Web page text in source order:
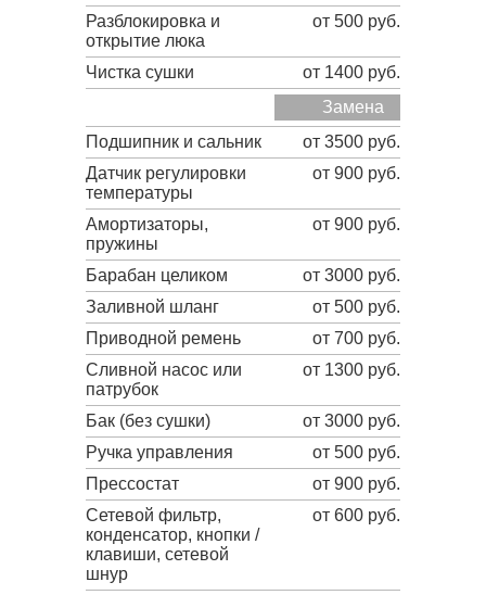
Разблокировка и
открытие люка
от 500 руб.
Чистка сушки
от 1400 руб.
Замена
Подшипник и сальник
от 3500 руб.
Датчик регулировки
температуры
от 900 руб.
Амортизаторы,
пружины
от 900 руб.
Барабан целиком
от 3000 руб.
Заливной шланг
от 500 руб.
Приводной ремень
от 700 руб.
Сливной насос или
патрубок
от 1300 руб.
Бак (без сушки)
от 3000 руб.
Ручка управления
от 500 руб.
Прессостат
от 900 руб.
Сетевой фильтр,
конденсатор, кнопки /
клавиши, сетевой
шнур
от 600 руб.